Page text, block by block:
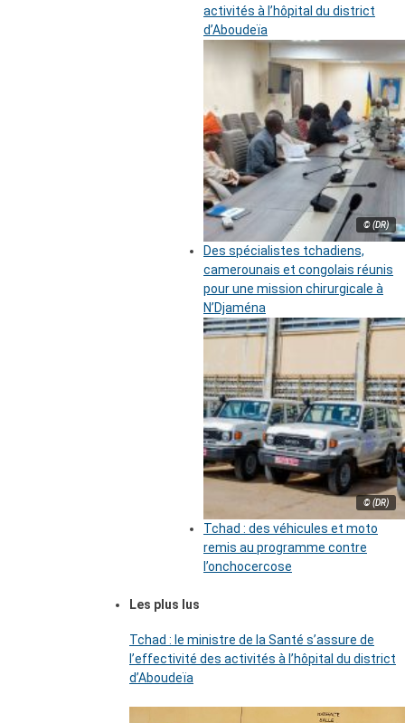
activités à l’hôpital du district
d’Aboudeïa
© (DR)
Des spécialistes tchadiens,
camerounais et congolais réunis
pour une mission chirurgicale à
N’Djaména
© (DR)
Tchad : des véhicules et moto
remis au programme contre
l’onchocercose
Les plus lus
Tchad : le ministre de la Santé s’assure de
l’effectivité des activités à l’hôpital du district
d’Aboudeïa